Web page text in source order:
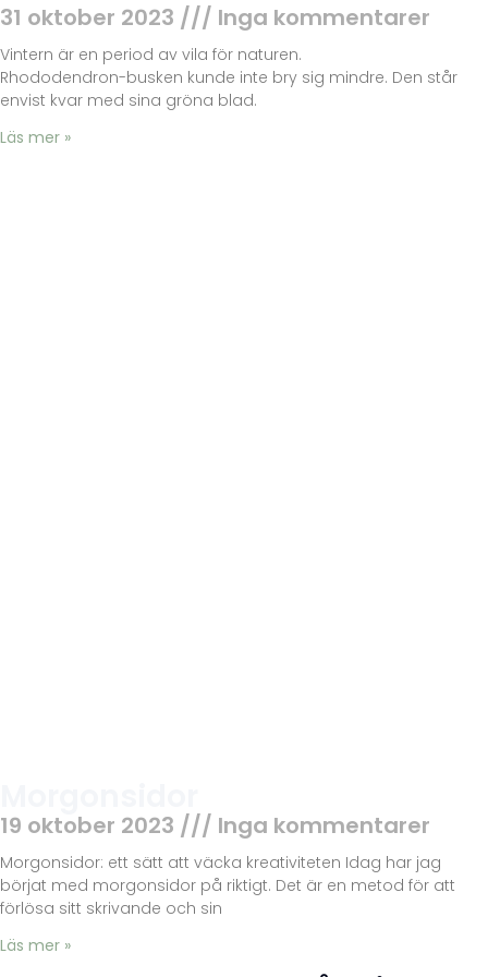
31 oktober 2023 Inga kommentarer
Vintern är en period av vila för naturen.
Rhododendron-busken kunde inte bry sig mindre. Den står
envist kvar med sina gröna blad.
Läs mer »
19 oktober 2023 Inga kommentarer
Morgonsidor: ett sätt att väcka kreativiteten Idag har jag
börjat med morgonsidor på riktigt. Det är en metod för att
förlösa sitt skrivande och sin
Läs mer »